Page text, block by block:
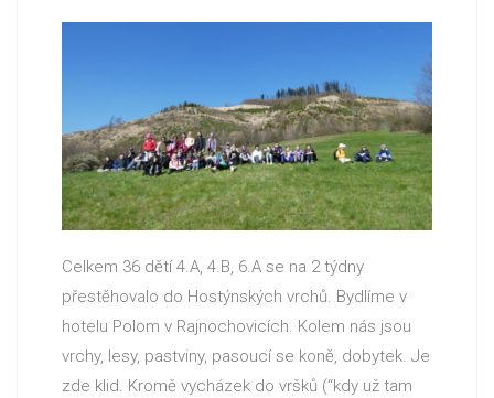
Celkem 36 dětí 4.A, 4.B, 6.A se na 2 týdny
přestěhovalo do Hostýnských vrchů. Bydlíme v
hotelu Polom v Rajnochovicích. Kolem nás jsou
vrchy, lesy, pastviny, pasoucí se koně, dobytek. Je
zde klid. Kromě vycházek do vršků (“kdy už tam